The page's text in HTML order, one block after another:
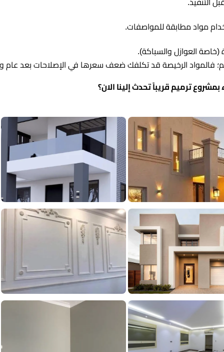
مواد مطابقة للمواصفات.
العوازل والسباكة).
فالمواد الرخيصة قد تكلفك ضعف سعرها في الإصلاحات بعد
ترميم قريباً تحدث إلينا الان؟